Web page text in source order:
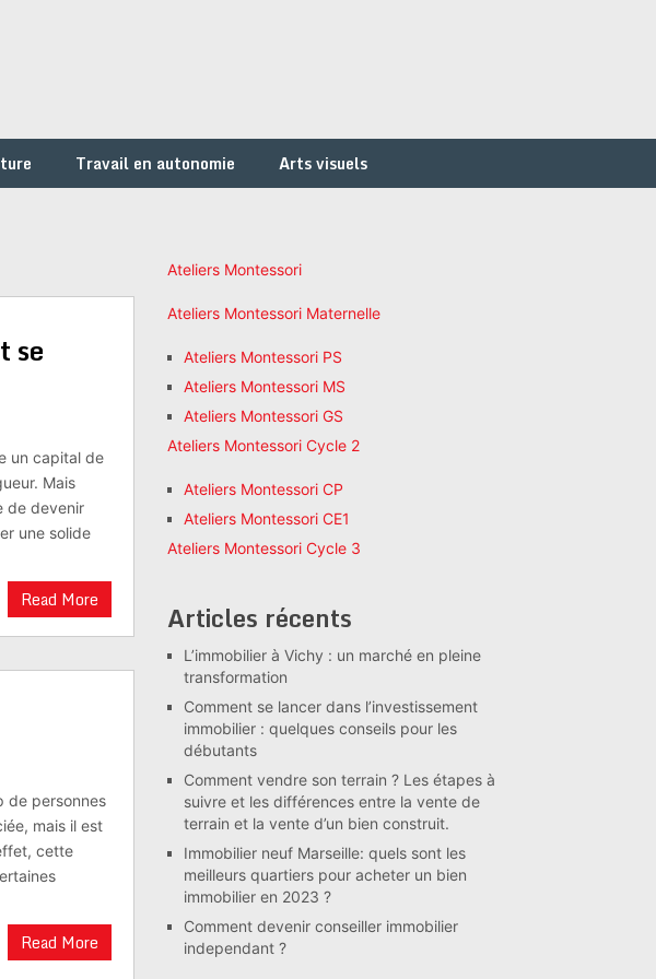
Travail en autonomie Arts visuels
se
un capital de
Mais
de devenir
une solide
Read More
de personnes
mais il est
cette
Read More
Ateliers Montessori
Ateliers Montessori Maternelle
Ateliers Montessori PS
Ateliers Montessori MS
Ateliers Montessori GS
Ateliers Montessori Cycle 2
Ateliers Montessori CP
Ateliers Montessori CE1
Ateliers Montessori Cycle 3
Articles récents
L’immobilier à Vichy : un marché en pleine
transformation
Comment se lancer dans l’investissement
immobilier : quelques conseils pour les
débutants
Comment vendre son terrain ? Les étapes à
suivre et les différences entre la vente de
terrain et la vente d’un bien construit.
Immobilier neuf Marseille: quels sont les
meilleurs quartiers pour acheter un bien
immobilier en 2023 ?
Comment devenir conseiller immobilier
independant ?